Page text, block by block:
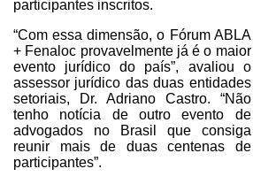
participantes inscritos.
“Com essa dimensão, o Fórum ABLA
+ Fenaloc provavelmente já é o maior
evento jurídico do país”, avaliou o
assessor jurídico das duas entidades
setoriais, Dr. Adriano Castro. “Não
tenho notícia de outro evento de
advogados no Brasil que consiga
reunir mais de duas centenas de
participantes”.